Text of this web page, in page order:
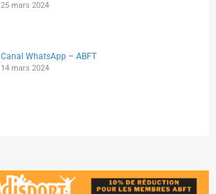
25 mars 2024
Canal WhatsApp – ABFT
14 mars 2024